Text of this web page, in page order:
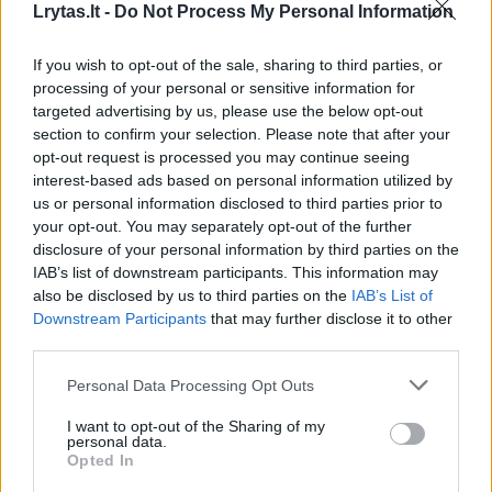
Lrytas.lt - Do Not Process My Personal Information
If you wish to opt-out of the sale, sharing to third parties, or
processing of your personal or sensitive information for
targeted advertising by us, please use the below opt-out
section to confirm your selection. Please note that after your
opt-out request is processed you may continue seeing
interest-based ads based on personal information utilized by
us or personal information disclosed to third parties prior to
your opt-out. You may separately opt-out of the further
disclosure of your personal information by third parties on the
IAB’s list of downstream participants. This information may
also be disclosed by us to third parties on the IAB’s List of
Downstream Participants that may further disclose it to other
Personal Data Processing Opt Outs
I want to opt-out of the Sharing of my
personal data.
Opted In
00:40:48
D. Gaižauskas, P. Saudargas, T. Martinaitis: valdžia mus
nuramino ar išgąsdino?
Laidos | 24/7
00:00:52
Savaitės pradžia su lietumi ir perkūnija: temperatūra
dar sieks 30 laipsnių
Žinios Orai
Visi įrašai
Žiūrimiausi įrašai